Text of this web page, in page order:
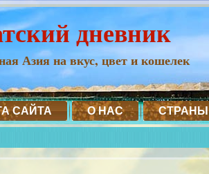
дневник
Азия на вкус, цвет и кошелек
САЙТА О НАС СТРАНЫ